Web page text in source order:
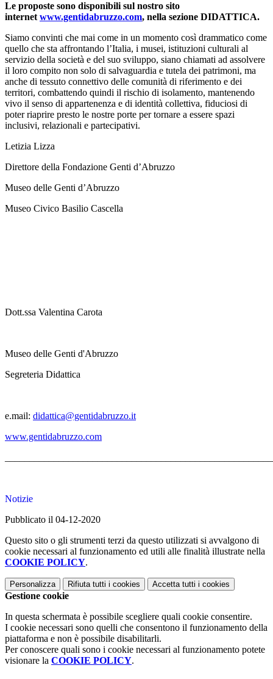
Le proposte sono disponibili sul nostro sito
internet www.gentidabruzzo.com, nella sezione DIDATTICA.
Siamo convinti che mai come in un momento così drammatico come
quello che sta affrontando l’Italia, i musei, istituzioni culturali al
servizio della società e del suo sviluppo, siano chiamati ad assolvere
il loro compito non solo di salvaguardia e tutela dei patrimoni, ma
anche di tessuto connettivo delle comunità di riferimento e dei
territori, combattendo quindi il rischio di isolamento, mantenendo
vivo il senso di appartenenza e di identità collettiva, fiduciosi di
poter riaprire presto le nostre porte per tornare a essere spazi
inclusivi, relazionali e partecipativi.
Letizia Lizza
Direttore della Fondazione Genti d’Abruzzo
Museo delle Genti d’Abruzzo
Museo Civico Basilio Cascella
Dott.ssa Valentina Carota
Museo delle Genti d'Abruzzo
Segreteria Didattica
e.mail: didattica@gentidabruzzo.it
www.gentidabruzzo.com
Notizie
Pubblicato il 04-12-2020
Questo sito o gli strumenti terzi da questo utilizzati si avvalgono di
cookie necessari al funzionamento ed utili alle finalità illustrate nella
COOKIE POLICY.
Personalizza Rifiuta tutti i cookies Accetta tutti i cookies
Gestione cookie
In questa schermata è possibile scegliere quali cookie consentire.
I cookie necessari sono quelli che consentono il funzionamento della
piattaforma e non è possibile disabilitarli.
Per conoscere quali sono i cookie necessari al funzionamento potete
visionare la COOKIE POLICY.